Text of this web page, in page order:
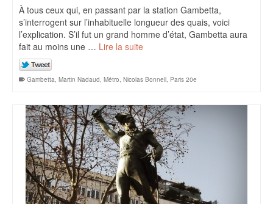
À tous ceux qui, en passant par la station Gambetta,
s’interrogent sur l’inhabituelle longueur des quais, voici
l’explication. S’il fut un grand homme d’état, Gambetta aura
fait au moins une … Lire la suite
Gambetta, Martin Nadaud, Métro, Nicolas Bonnell, Paris 20e